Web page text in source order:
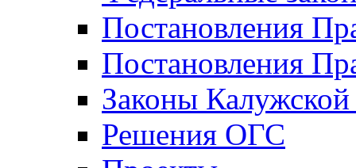
Постановления
Постановления
Законы Калужской
Решения ОГС